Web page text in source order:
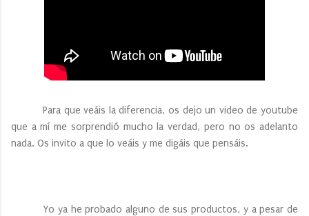
Para que veáis la diferencia, os dejo un video de youtube
que a mí me sorprendió mucho la verdad, pero no os adelanto
nada. Os invito a que lo veáis y me digáis que pensáis.
Yo ya he probado alguno de sus productos, y a pesar de